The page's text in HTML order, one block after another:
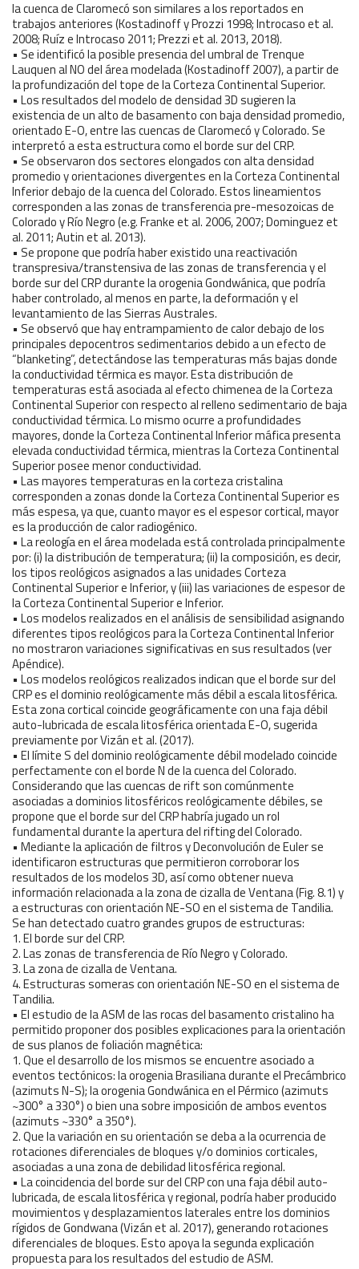
la cuenca de Claromecó son similares a los reportados en
trabajos anteriores (Kostadinoff y Prozzi 1998; Introcaso et al.
2008; Ruíz e Introcaso 2011; Prezzi et al. 2013, 2018).
• Se identificó la posible presencia del umbral de Trenque
Lauquen al NO del área modelada (Kostadinoff 2007), a partir de
la profundización del tope de la Corteza Continental Superior.
• Los resultados del modelo de densidad 3D sugieren la
existencia de un alto de basamento con baja densidad promedio,
orientado E-O, entre las cuencas de Claromecó y Colorado. Se
interpretó a esta estructura como el borde sur del CRP.
• Se observaron dos sectores elongados con alta densidad
promedio y orientaciones divergentes en la Corteza Continental
Inferior debajo de la cuenca del Colorado. Estos lineamientos
corresponden a las zonas de transferencia pre-mesozoicas de
Colorado y Río Negro (e.g. Franke et al. 2006, 2007; Dominguez et
al. 2011; Autin et al. 2013).
• Se propone que podría haber existido una reactivación
transpresiva/transtensiva de las zonas de transferencia y el
borde sur del CRP durante la orogenia Gondwánica, que podría
haber controlado, al menos en parte, la deformación y el
levantamiento de las Sierras Australes.
• Se observó que hay entrampamiento de calor debajo de los
principales depocentros sedimentarios debido a un efecto de
“blanketing”, detectándose las temperaturas más bajas donde
la conductividad térmica es mayor. Esta distribución de
temperaturas está asociada al efecto chimenea de la Corteza
Continental Superior con respecto al relleno sedimentario de baja
conductividad térmica. Lo mismo ocurre a profundidades
mayores, donde la Corteza Continental Inferior máfica presenta
elevada conductividad térmica, mientras la Corteza Continental
Superior posee menor conductividad.
• Las mayores temperaturas en la corteza cristalina
corresponden a zonas donde la Corteza Continental Superior es
más espesa, ya que, cuanto mayor es el espesor cortical, mayor
es la producción de calor radiogénico.
• La reología en el área modelada está controlada principalmente
por: (i) la distribución de temperatura; (ii) la composición, es decir,
los tipos reológicos asignados a las unidades Corteza
Continental Superior e Inferior, y (iii) las variaciones de espesor de
la Corteza Continental Superior e Inferior.
• Los modelos realizados en el análisis de sensibilidad asignando
diferentes tipos reológicos para la Corteza Continental Inferior
no mostraron variaciones significativas en sus resultados (ver
Apéndice).
• Los modelos reológicos realizados indican que el borde sur del
CRP es el dominio reológicamente más débil a escala litosférica.
Esta zona cortical coincide geográficamente con una faja débil
auto-lubricada de escala litosférica orientada E-O, sugerida
previamente por Vizán et al. (2017).
• El límite S del dominio reológicamente débil modelado coincide
perfectamente con el borde N de la cuenca del Colorado.
Considerando que las cuencas de rift son comúnmente
asociadas a dominios litosféricos reológicamente débiles, se
propone que el borde sur del CRP habría jugado un rol
fundamental durante la apertura del rifting del Colorado.
• Mediante la aplicación de filtros y Deconvolución de Euler se
identificaron estructuras que permitieron corroborar los
resultados de los modelos 3D, así como obtener nueva
información relacionada a la zona de cizalla de Ventana (Fig. 8.1) y
a estructuras con orientación NE-SO en el sistema de Tandilia.
Se han detectado cuatro grandes grupos de estructuras:
1. El borde sur del CRP.
2. Las zonas de transferencia de Río Negro y Colorado.
3. La zona de cizalla de Ventana.
4. Estructuras someras con orientación NE-SO en el sistema de
Tandilia.
• El estudio de la ASM de las rocas del basamento cristalino ha
permitido proponer dos posibles explicaciones para la orientación
de sus planos de foliación magnética:
1. Que el desarrollo de los mismos se encuentre asociado a
eventos tectónicos: la orogenia Brasiliana durante el Precámbrico
(azimuts N-S); la orogenia Gondwánica en el Pérmico (azimuts
~300° a 330°) o bien una sobre imposición de ambos eventos
(azimuts ~330° a 350°).
2. Que la variación en su orientación se deba a la ocurrencia de
rotaciones diferenciales de bloques y/o dominios corticales,
asociadas a una zona de debilidad litosférica regional.
• La coincidencia del borde sur del CRP con una faja débil auto-
lubricada, de escala litosférica y regional, podría haber producido
movimientos y desplazamientos laterales entre los dominios
rígidos de Gondwana (Vizán et al. 2017), generando rotaciones
diferenciales de bloques. Esto apoya la segunda explicación
propuesta para los resultados del estudio de ASM.